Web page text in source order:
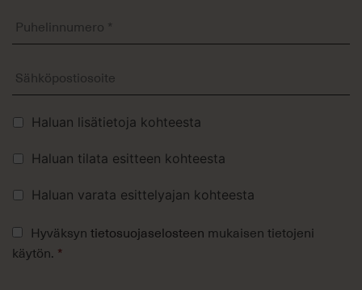
*
Lisävalinnat
Haluan lisätietoja kohteesta
Haluan tilata esitteen kohteesta
Haluan varata esittelyajan kohteesta
Tietosuojaseloste
*
Hyväksyn tietosuojaselosteen mukaisen tietojeni
käytön. *